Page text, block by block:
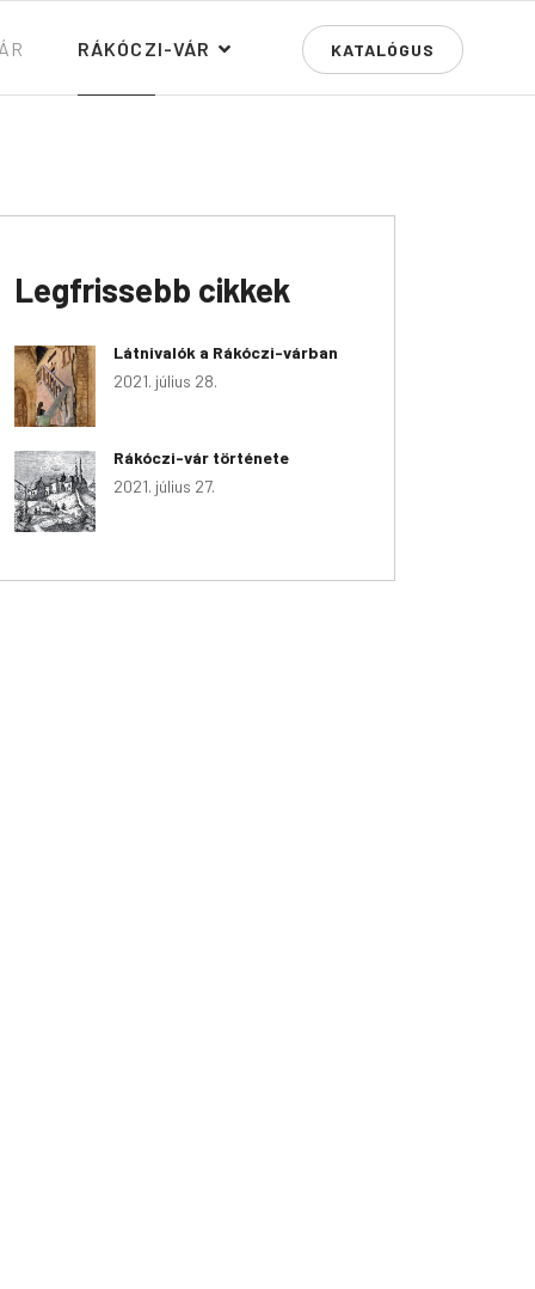
RÁKÓCZI-VÁR KATALÓGUS
Legfrissebb cikkek
Látnivalók a Rákóczi-várban
2021. július 28.
Rákóczi-vár története
2021. július 27.